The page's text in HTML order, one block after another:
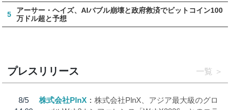
5
アーサー・ヘイズ、AIバブル崩壊と政府救済でビットコイン100
万ドル超と予想
プレスリリース 一覧
8/5
株式会社PlnX
株式会社PlnX、アジア最大級のグロ